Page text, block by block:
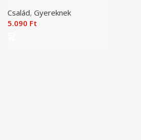
Család, Gyereknek
5.090 Ft